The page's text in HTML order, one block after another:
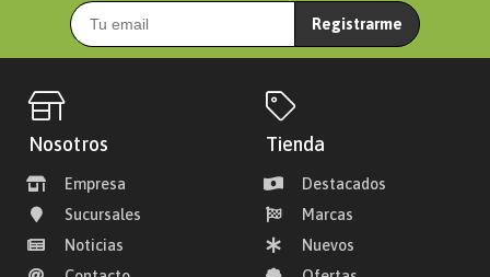
Registrarme
Nosotros
Empresa
Sucursales
Noticias
Tienda
Destacados
Marcas
Nuevos